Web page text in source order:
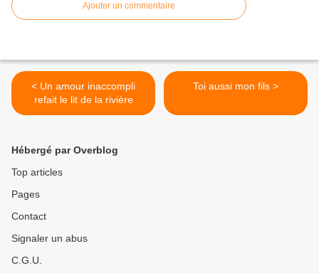
Ajouter un commentaire
< Un amour inaccompli
refait le lit de la rivière
Toi aussi mon fils >
Hébergé par Overblog
Top articles
Pages
Contact
Signaler un abus
C.G.U.